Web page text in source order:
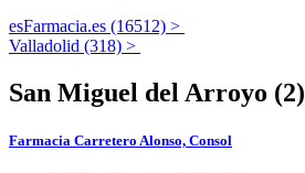
esFarmacia.es (16512) >
Valladolid (318) >
San Miguel del Arroyo (2)
Farmacia Carretero Alonso, Consol